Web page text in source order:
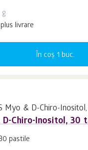
g
livrare
În coș 1 buc.
D-Chiro-Inositol, 30
pastile